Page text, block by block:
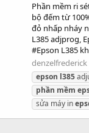
Phần mềm ri
bộ đếm từ
đỏ nhấp nháy
L385 adjprog,
#Epson L385
denzelfrederick
epson l385
phần mềm
sửa máy in